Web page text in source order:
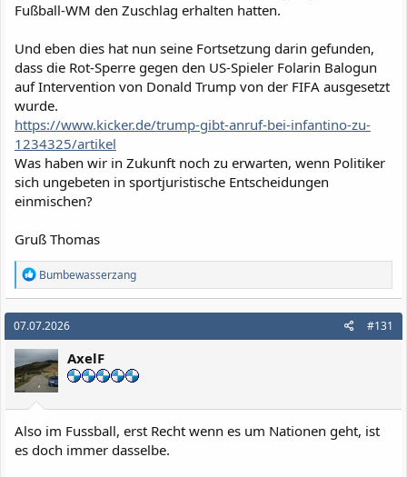
Fußball-WM den Zuschlag erhalten hatten.
Und eben dies hat nun seine Fortsetzung darin gefunden,
dass die Rot-Sperre gegen den US-Spieler Folarin Balogun
auf Intervention von Donald Trump von der FIFA ausgesetzt
wurde.
https://www.kicker.de/trump-gibt-anruf-bei-infantino-zu-
1234325/artikel
Was haben wir in Zukunft noch zu erwarten, wenn Politiker
sich ungebeten in sportjuristische Entscheidungen
einmischen?
Gruß Thomas
R
e
a
k
t
i
o
n
e
n
Bumbewasserzang
07.07.2026 #131
AxelF
Also im Fussball, erst Recht wenn es um Nationen geht, ist
es doch immer dasselbe.